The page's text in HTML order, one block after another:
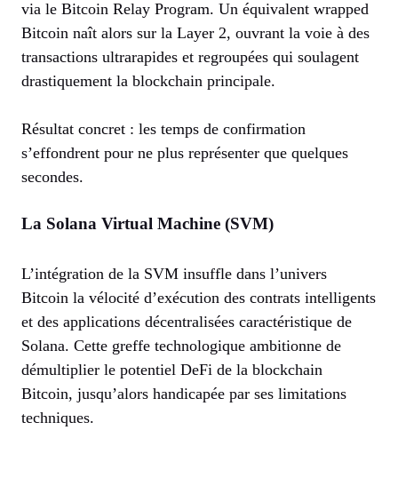
via le Bitcoin Relay Program. Un équivalent wrapped
Bitcoin naît alors sur la Layer 2, ouvrant la voie à des
transactions ultrarapides et regroupées qui soulagent
drastiquement la blockchain principale.
Résultat concret : les temps de confirmation
s’effondrent pour ne plus représenter que quelques
secondes.
La Solana Virtual Machine (SVM)
L’intégration de la SVM insuffle dans l’univers
Bitcoin la vélocité d’exécution des contrats intelligents
et des applications décentralisées caractéristique de
Solana. Cette greffe technologique ambitionne de
démultiplier le potentiel DeFi de la blockchain
Bitcoin, jusqu’alors handicapée par ses limitations
techniques.